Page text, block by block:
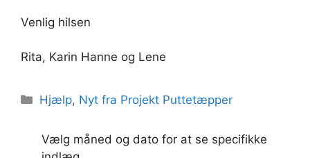
Venlig hilsen
Rita, Karin Hanne og Lene
Kategorier
Hjælp, Nyt fra Projekt Puttetæpper
Vælg måned og dato for at se specifikke